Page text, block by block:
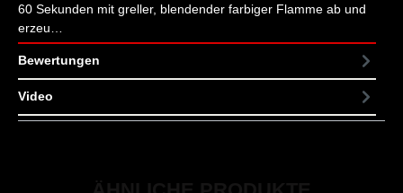
60 Sekunden mit greller, blendender farbiger Flamme ab und
erzeu…
Bewertungen
Video